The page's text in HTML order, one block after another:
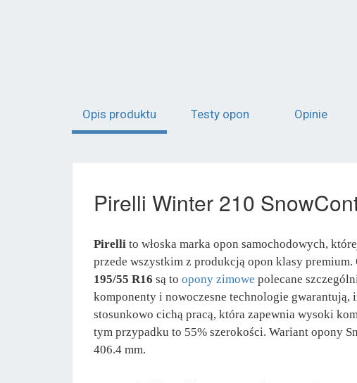
Opis produktu Testy opon Opinie
Pirelli Winter 210
Pirelli to włoska marka opon samochodowych,
przede wszystkim z produkcją opon klasy
195/55 R16 są to opony zimowe polecane
komponenty i nowoczesne technologie
stosunkowo cichą pracą, która zapewnia wysoki
tym przypadku to 55% szerokości. Wariant opony
406.4 mm.